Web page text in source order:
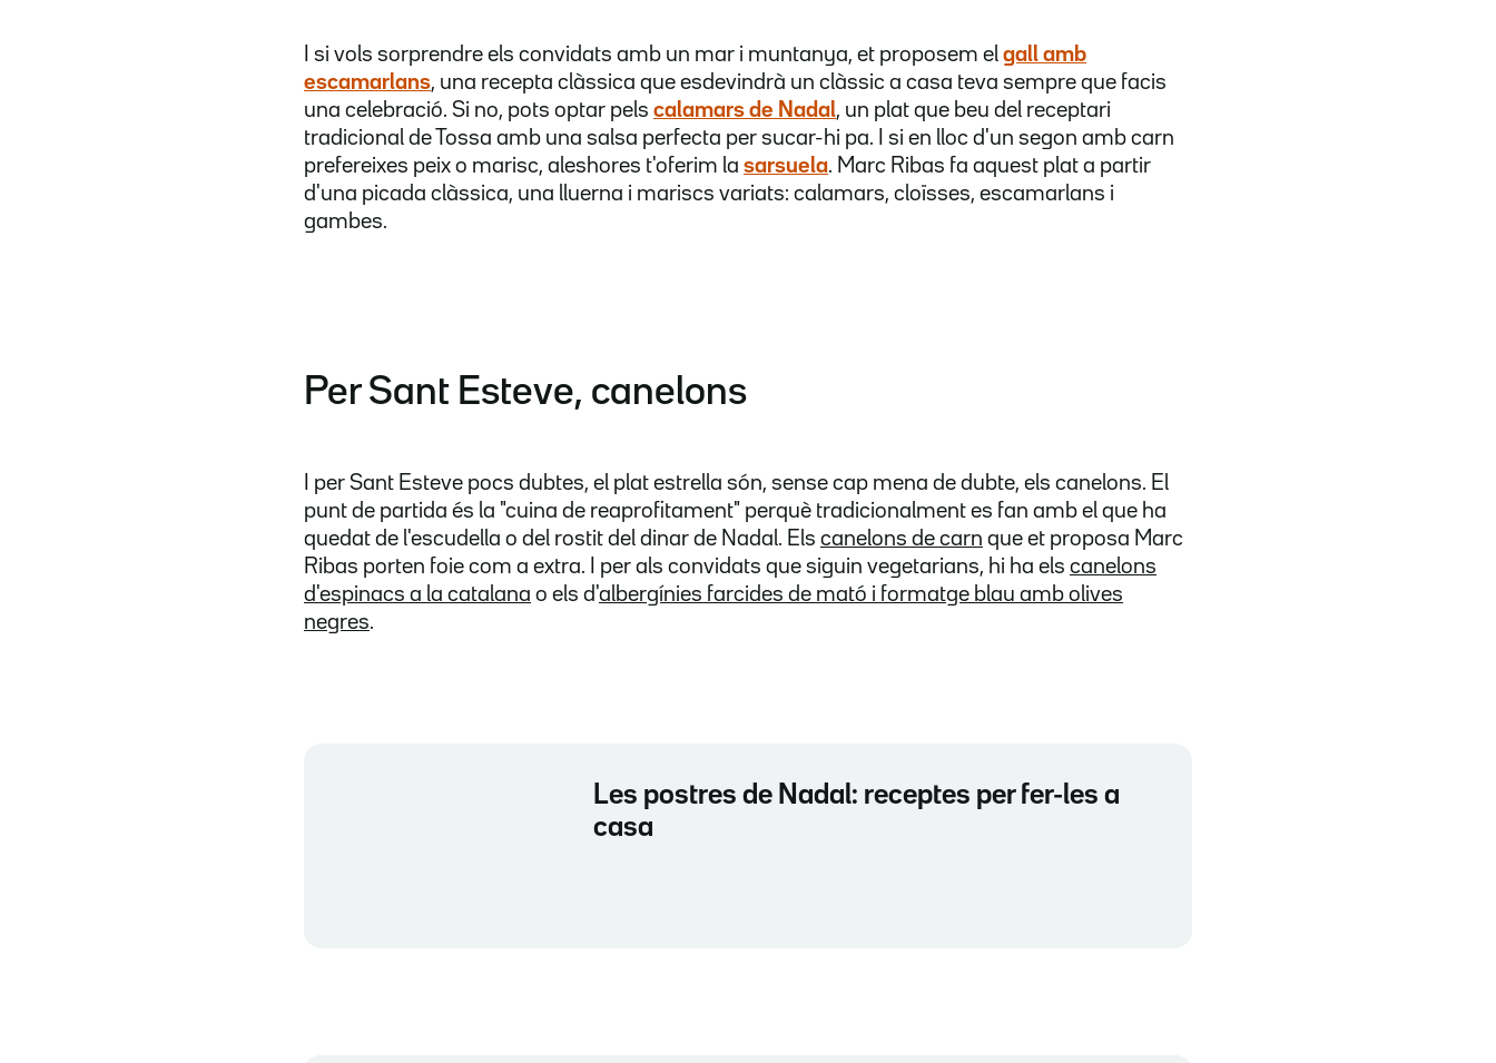
I si vols sorprendre els convidats amb un mar i muntanya, et proposem el gall amb
escamarlans, una recepta clàssica que esdevindrà un clàssic a casa teva sempre que facis
una celebració. Si no, pots optar pels calamars de Nadal, un plat que beu del receptari
tradicional de Tossa amb una salsa perfecta per sucar-hi pa. I si en lloc d'un segon amb carn
prefereixes peix o marisc, aleshores t'oferim la sarsuela. Marc Ribas fa aquest plat a partir
d'una picada clàssica, una lluerna i mariscs variats: calamars, cloïsses, escamarlans i
gambes.
Per Sant Esteve, canelons
I per Sant Esteve pocs dubtes, el plat estrella són, sense cap mena de dubte, els canelons. El
punt de partida és la "cuina de reaprofitament" perquè tradicionalment es fan amb el que ha
quedat de l'escudella o del rostit del dinar de Nadal. Els canelons de carn que et proposa Marc
Ribas porten foie com a extra. I per als convidats que siguin vegetarians, hi ha els canelons
d'espinacs a la catalana o els d'albergínies farcides de mató i formatge blau amb olives
negres.
Les postres de Nadal: receptes per fer-les a
casa